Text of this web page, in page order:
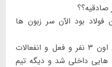
صادقیه؟؟
بود الآن سر زبون ها
ب«بنظرم تیم ما از بعد رفتن اون ۳ نفر و فعل و انفعالات
هایی داخلی شد و دیگه تیم